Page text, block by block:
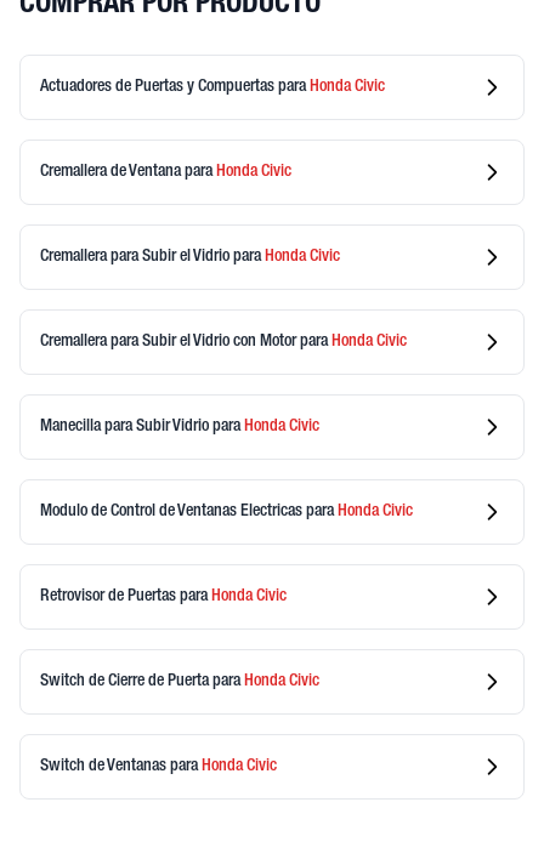
COMPRAR POR PRODUCTO
Actuadores de Puertas y Compuertas para HondaCivic
Cremallera de Ventanapara HondaCivic
Cremallera para Subir el Vidrio para HondaCivic
Cremallera para Subir el Vidrio con Motorpara HondaCivic
Manecilla para Subir Vidrio para HondaCivic
Modulo de Control de Ventanas Electricas para HondaCivic
Retrovisor de Puertas para HondaCivic
Switch de Cierre de Puertapara HondaCivic
Switch de Ventanas para HondaCivic